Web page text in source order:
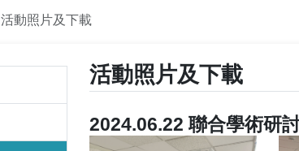
活動照片及下載
活動照片及下載
2024.06.22 聯合學術研